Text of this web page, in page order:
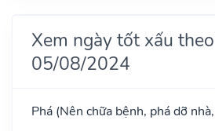
Xem ngày tốt xấu
05/08/2024
Phá (Nên chữa bệnh, phá dỡ